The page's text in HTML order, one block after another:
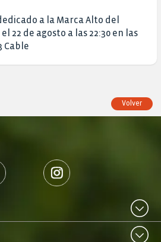
a la Marca Alto del
22 de agosto a las 22:30 en las
Cable
Volver